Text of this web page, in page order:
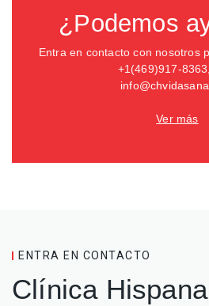
¿Podemos
Entra en contacto con nosotros
+1(469)917-
Ver más
ENTRA EN CONTACTO
Clínica